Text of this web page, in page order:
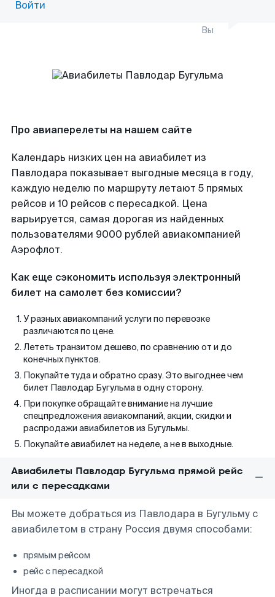
Войти
Вы
Про авиаперелеты на нашем сайте
Календарь низких цен на авиабилет из
Павлодара показывает выгодные месяца в году,
каждую неделю по маршруту летают 5 прямых
рейсов и 10 рейсов с пересадкой. Цена
варьируется, самая дорогая из найденных
пользователями 9000 рублей авиакомпанией
Аэрофлот.
Как еще сэкономить используя электронный
билет на самолет без комиссии?
У разных авиакомпаний услуги по перевозке
различаются по цене.
Лететь транзитом дешево, по сравнению от и до
конечных пунктов.
Покупайте туда и обратно сразу. Это выгоднее чем
билет Павлодар Бугульма в одну сторону.
При покупке обращайте внимание на лучшие
спецпредложения авиакомпаний, акции, скидки и
распродажи авиабилетов из Бугульмы.
Покупайте авиабилет на неделе, а не в выходные.
Авиабилеты Павлодар Бугульма прямой рейс
или с пересадками
Вы можете добраться из Павлодара в Бугульму с
авиабилетом в страну Россия двумя способами:
прямым рейсом
рейс с пересадкой
Иногда в расписании могут встречаться